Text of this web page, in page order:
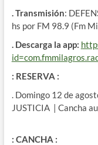
. Transmisión:
hs por FM 98.9 (Fm
. Descarga la app:
: RESERVA :
. Domingo 12 de
JUSTICIA | Cancha
: CANCHA :